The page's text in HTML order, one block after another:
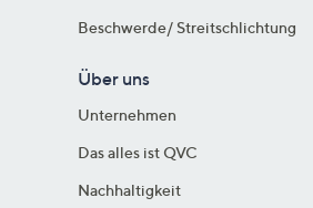
Beschwerde/ Streitschlichtung
Über uns
Unternehmen
Das alles ist QVC
Nachhaltigkeit